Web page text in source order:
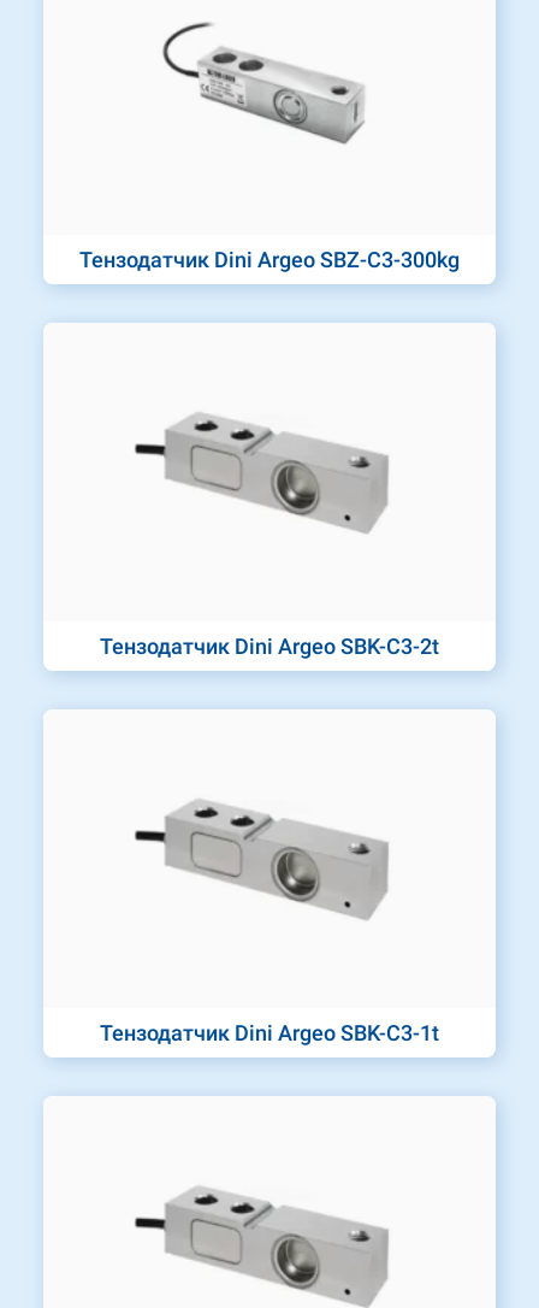
Тензодатчик Dini Argeo SBZ-C3-300kg
Тензодатчик Dini Argeo SBK-C3-2t
Тензодатчик Dini Argeo SBK-C3-1t